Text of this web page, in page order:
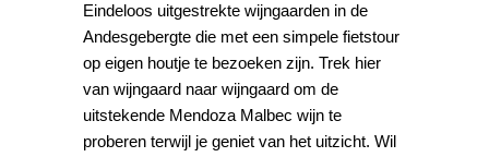
Eindeloos uitgestrekte wijngaarden in de
Andesgebergte die met een simpele fietstour
op eigen houtje te bezoeken zijn. Trek hier
van wijngaard naar wijngaard om de
uitstekende Mendoza Malbec wijn te
proberen terwijl je geniet van het uitzicht. Wil